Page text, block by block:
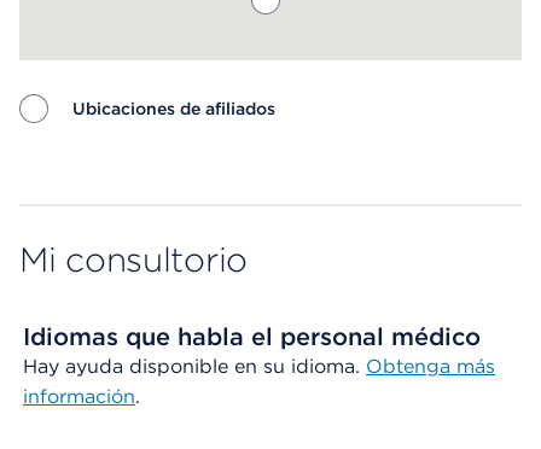
Ubicaciones de afiliados
Mi consultorio
Idiomas que habla el personal médico
Hay ayuda disponible en su idioma. Obtenga más
información.